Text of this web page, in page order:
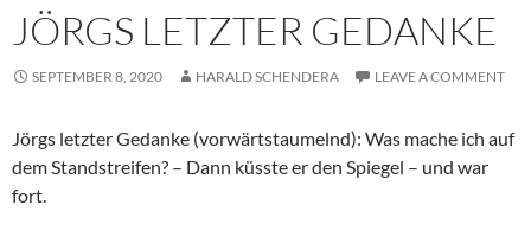
JÖRGS LETZTER GEDANKE
SEPTEMBER 8, 2020 HARALD SCHENDERA LEAVE A COMMENT
Jörgs letzter Gedanke (vorwärtstaumelnd): Was mache ich auf
dem Standstreifen? – Dann küsste er den Spiegel – und war
fort.